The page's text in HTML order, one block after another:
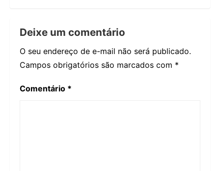
Deixe um comentário
O seu endereço de e-mail não será publicado.
Campos obrigatórios são marcados com *
Comentário *